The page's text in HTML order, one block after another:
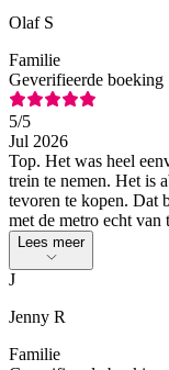
Olaf S
Familie
Geverifieerde boeking
5/5
Jul 2026
Top. Het was heel
trein te nemen. Het is
tevoren te kopen. Dat
met de metro echt van
Lees meer
J
Jenny R
Familie